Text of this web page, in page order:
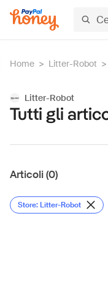
Home > Litter-Robot >
Litter-Robot
Tutti gli
Articoli (0)
Store: Litter-Robot